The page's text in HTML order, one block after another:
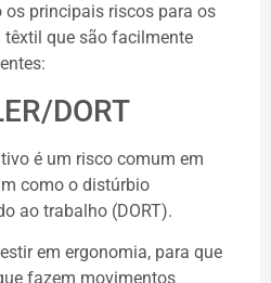
principais riscos para os
que são facilmente
DORT
é um risco comum em
como o distúrbio
ao trabalho (DORT).
em ergonomia, para que
fazem movimentos